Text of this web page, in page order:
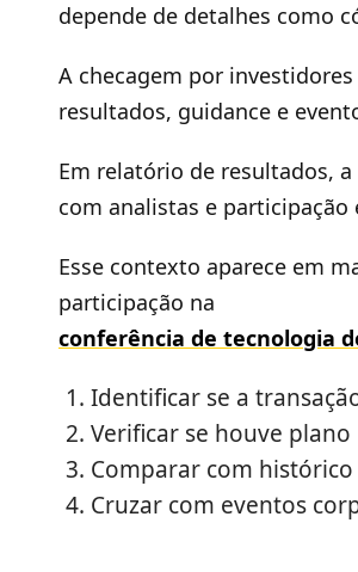
depende de detalhes como
A checagem por
resultados, guidance e
Em relatório de resultados,
com analistas e
Esse contexto aparece em
participação na
conferência de tecnologia
Identificar se a
Verificar se houve
Comparar com
Cruzar com eventos